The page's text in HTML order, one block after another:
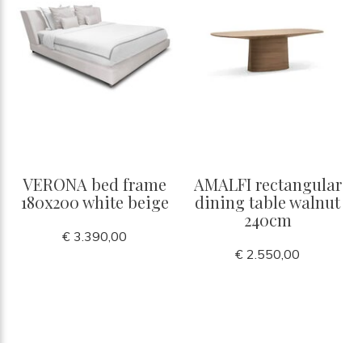
VERONA bed frame
180x200 white beige
€ 3.390,00
AMALFI rectangular
dining table walnut
240cm
€ 2.550,00